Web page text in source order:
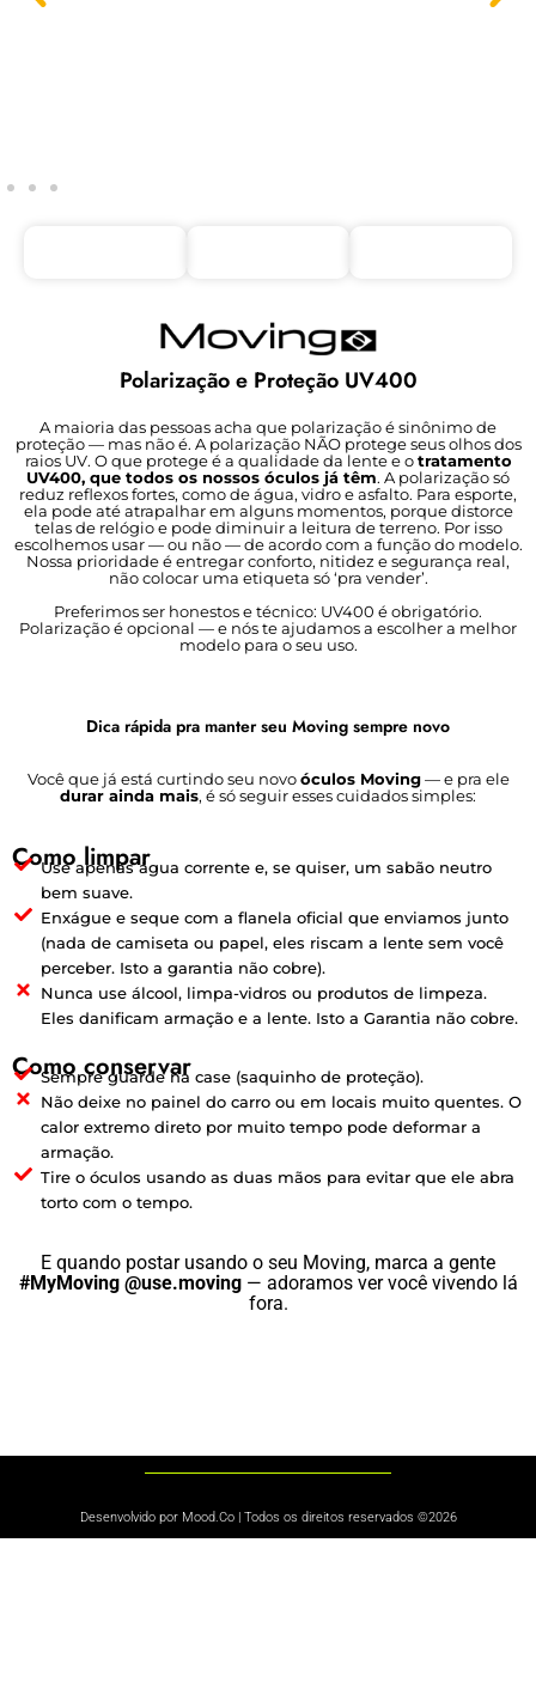
Polarização e Proteção UV400
A maioria das pessoas acha que polarização é sinônimo de
proteção — mas não é. A polarização NÃO protege seus olhos dos
raios UV. O que protege é a qualidade da lente e otratamento
UV400, que todos os nossos óculos já têm. A polarização só
reduz reflexos fortes, como de água, vidro e asfalto. Para esporte,
ela pode até atrapalhar em alguns momentos, porque distorce
telas de relógio e pode diminuir a leitura de terreno. Por isso
escolhemos usar — ou não — de acordo com a função do modelo.
Nossa prioridade é entregar conforto, nitidez e segurança real,
não colocar uma etiqueta só ‘pra vender’.
Preferimos ser honestos e técnico: UV400 é obrigatório.
Polarização é opcional — e nós te ajudamos a escolher a melhor
modelo para o seu uso.
Dica rápida pra manter seu Moving sempre novo
Você que já está curtindo seu novoóculos Moving— e pra ele
durar ainda mais, é só seguir esses cuidados simples:
Como limpar
Use apenas água corrente e, se quiser, um sabão neutro
bem suave.
Enxágue e seque com a flanela oficial que enviamos junto
(nada de camiseta ou papel, eles riscam a lente sem você
perceber. Isto a garantia não cobre).
Nunca use álcool, limpa-vidros ou produtos de limpeza.
Eles danificam armação e a lente. Isto a Garantia não cobre.
Como conservar
Sempre guarde na case (saquinho de proteção).
Não deixe no painel do carro ou em locais muito quentes. O
calor extremo direto por muito tempo pode deformar a
armação.
Tire o óculos usando as duas mãos para evitar que ele abra
torto com o tempo.
E quando postar usando o seu Moving, marca a gente
#MyMoving @use.moving— adoramos ver você vivendo lá
fora.
Desenvolvido por Mood.Co | Todos os direitos reservados ©2026